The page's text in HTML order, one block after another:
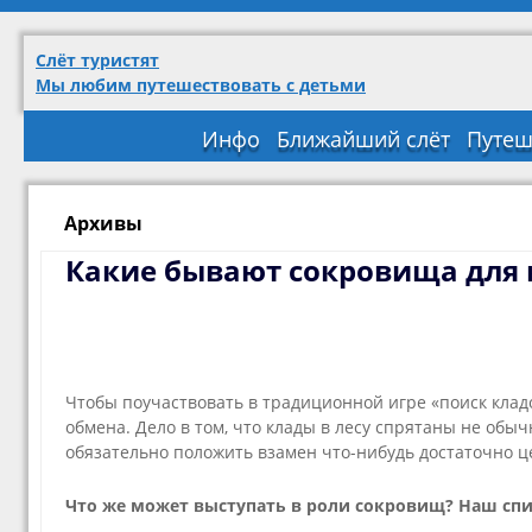
Слёт туристят
Мы любим путешествовать с детьми
Инфо Ближайший слёт
Архивы
Какие бывают сокровища для
Чтобы поучаствовать в традиционной игре «поиск
обмена. Дело в том, что клады в лесу спрятаны не
обязательно положить взамен что-нибудь достаточно
Что же может выступать в роли сокровищ? Наш